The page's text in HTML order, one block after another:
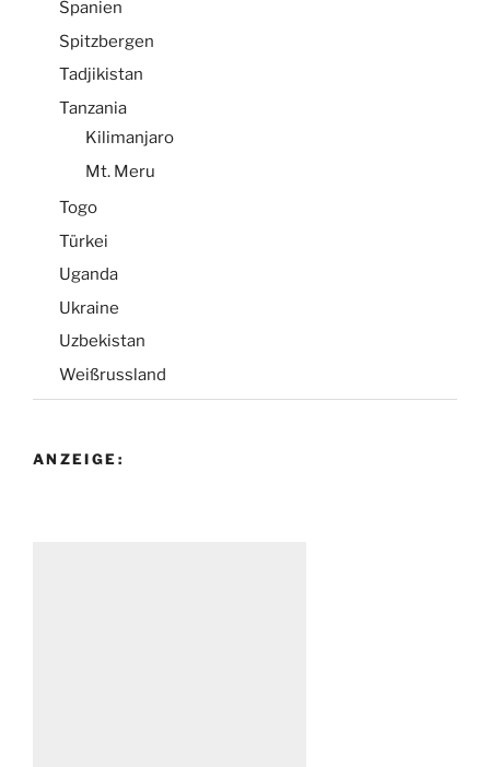
Spanien
Spitzbergen
Tadjikistan
Tanzania
Kilimanjaro
Mt. Meru
Togo
Türkei
Uganda
Ukraine
Uzbekistan
Weißrussland
ANZEIGE: